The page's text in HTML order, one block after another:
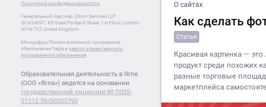
О сайтах
Как сделать
Статья
Красивая картинка —
продукт среди похожих
разные торговые
маркетплейса
Политикой конфиденциальности
Генеральный партнер: Zitron Services LLP
OC434997, 85 Great Portland Street, 1st Floor, London
W1W 7LT, United Kingdom
Минцифры России включило програмное
обеспечение Yagla в реестр отечественного
программного обеспечения
Образовательная деятельность в Ягле
(ООО «Ягла») ведется на основании
государственной лицензии № Л035-
01212-59/00203793